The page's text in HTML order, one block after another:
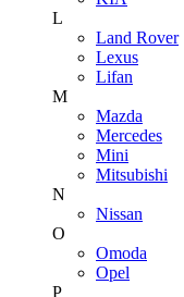
L
Land Rover
Lexus
Lifan
M
Mazda
Mercedes
Mini
Mitsubishi
N
Nissan
O
Omoda
Opel
P